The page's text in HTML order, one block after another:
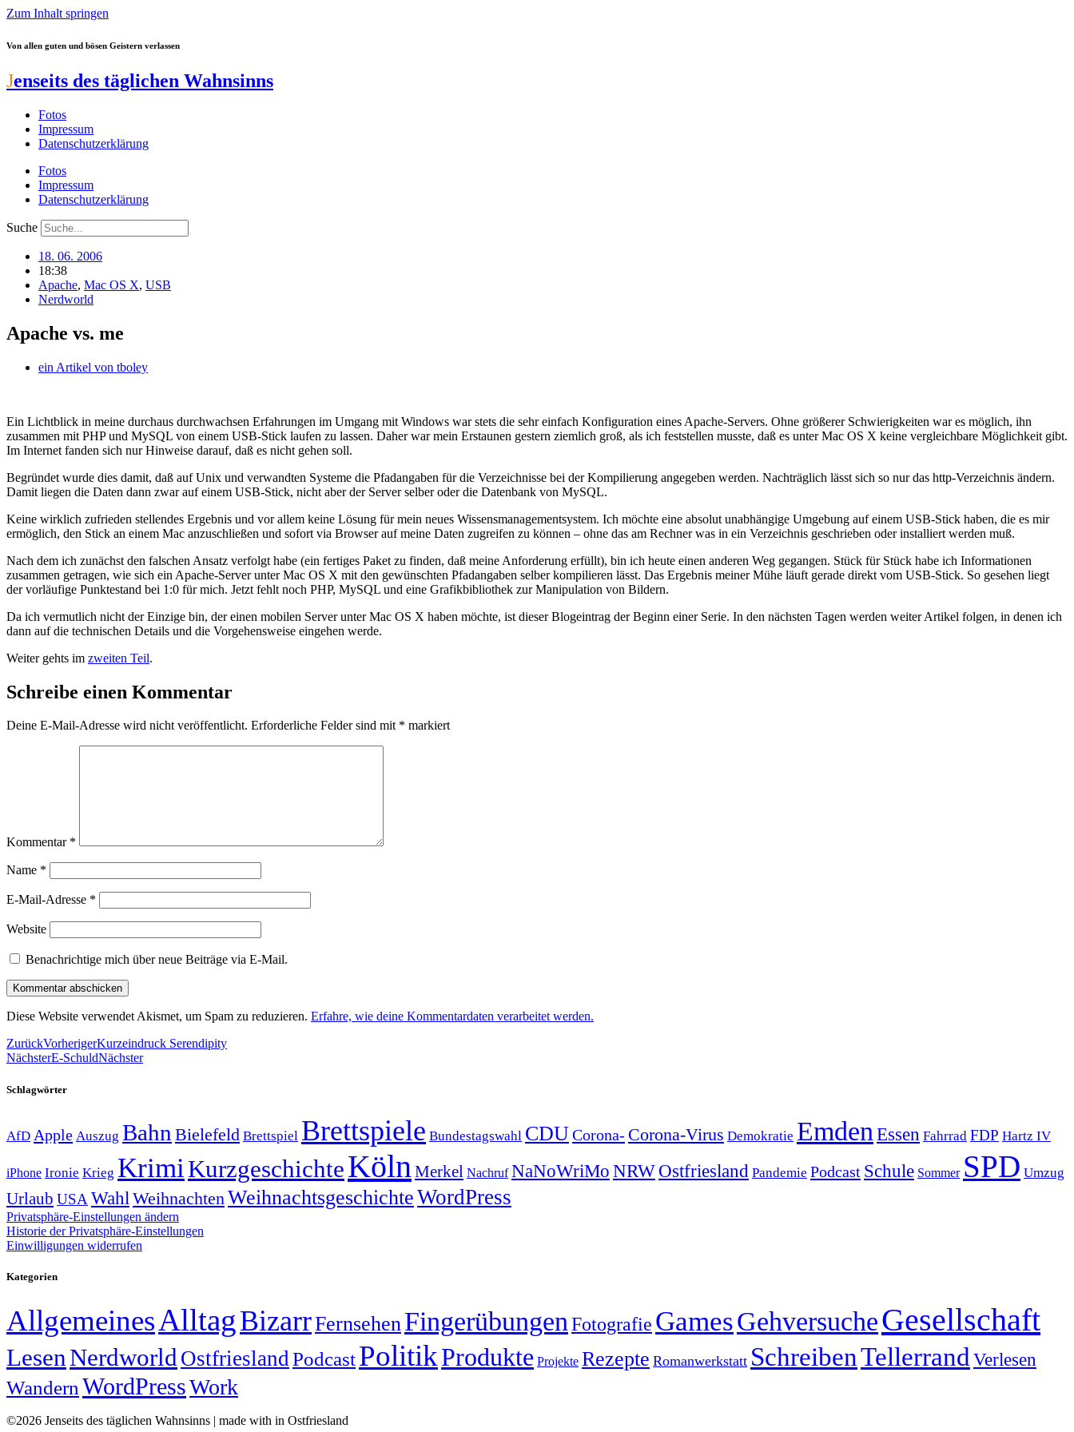
Zum Inhalt springen
Von allen guten und bösen Geistern verlassen
Jenseits des täglichen Wahnsinns
Fotos
Impressum
Datenschutzerklärung
Fotos
Impressum
Datenschutzerklärung
Suche
18. 06. 2006
18:38
Apache, Mac OS X, USB
Nerdworld
Apache vs. me
ein Artikel von tboley
Ein Lichtblick in meine durchaus durchwachsen Erfahrungen im Umgang mit Windows war stets die sehr einfach Konfiguration eines Apache-Servers. Ohne größerer Schwierigkeiten war es möglich, ihn
zusammen mit PHP und MySQL von einem USB-Stick laufen zu lassen. Daher war mein Erstaunen gestern ziemlich groß, als ich feststellen musste, daß es unter Mac OS X keine vergleichbare Möglichkeit gibt.
Im Internet fanden sich nur Hinweise darauf, daß es nicht gehen soll.
Begründet wurde dies damit, daß auf Unix und verwandten Systeme die Pfadangaben für die Verzeichnisse bei der Kompilierung angegeben werden. Nachträglich lässt sich so nur das http-Verzeichnis ändern.
Damit liegen die Daten dann zwar auf einem USB-Stick, nicht aber der Server selber oder die Datenbank von MySQL.
Keine wirklich zufrieden stellendes Ergebnis und vor allem keine Lösung für mein neues Wissensmanagementsystem. Ich möchte eine absolut unabhängige Umgebung auf einem USB-Stick haben, die es mir
ermöglich, den Stick an einem Mac anzuschließen und sofort via Browser auf meine Daten zugreifen zu können – ohne das am Rechner was in ein Verzeichnis geschrieben oder installiert werden muß.
Nach dem ich zunächst den falschen Ansatz verfolgt habe (ein fertiges Paket zu finden, daß meine Anforderung erfüllt), bin ich heute einen anderen Weg gegangen. Stück für Stück habe ich Informationen
zusammen getragen, wie sich ein Apache-Server unter Mac OS X mit den gewünschten Pfadangaben selber kompilieren lässt. Das Ergebnis meiner Mühe läuft gerade direkt vom USB-Stick. So gesehen liegt
der vorläufige Punktestand bei 1:0 für mich. Jetzt fehlt noch PHP, MySQL und eine Grafikbibliothek zur Manipulation von Bildern.
Da ich vermutlich nicht der Einzige bin, der einen mobilen Server unter Mac OS X haben möchte, ist dieser Blogeintrag der Beginn einer Serie. In den nächsten Tagen werden weiter Artikel folgen, in denen ich
dann auf die technischen Details und die Vorgehensweise eingehen werde.
Weiter gehts im zweiten Teil.
Schreibe einen Kommentar
Deine E-Mail-Adresse wird nicht veröffentlicht. Erforderliche Felder sind mit * markiert
Kommentar *
Name *
E-Mail-Adresse *
Website
Benachrichtige mich über neue Beiträge via E-Mail.
Diese Website verwendet Akismet, um Spam zu reduzieren. Erfahre, wie deine Kommentardaten verarbeitet werden.
ZurückVorherigerKurzeindruck Serendipity
NächsterE-SchuldNächster
Schlagwörter
AfD Apple Auszug Bahn Bielefeld Brettspiel Brettspiele Bundestagswahl CDUCorona- Corona-Virus Demokratie Emden Essen Fahrrad FDP Hartz IV
iPhone Ironie Krieg KrimiKurzgeschichteKöln Merkel Nachruf NaNoWriMo NRWOstfriesland Pandemie Podcast Schule Sommer SPD Umzug
Urlaub USA Wahl Weihnachten WeihnachtsgeschichteWordPress
Privatsphäre-Einstellungen ändern
Historie der Privatsphäre-Einstellungen
Einwilligungen widerrufen
Kategorien
AllgemeinesAlltagBizarrFernsehenFingerübungen Fotografie GamesGehversucheGesellschaft
LesenNerdworld OstfrieslandPodcastPolitikProdukte Projekte Rezepte Romanwerkstatt SchreibenTellerrand Verlesen
Wandern WordPressWork
©2026 Jenseits des täglichen Wahnsinns | made with in Ostfriesland